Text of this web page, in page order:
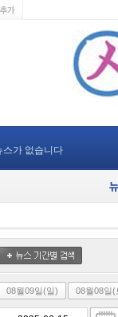
스가 없습니다
08월09일(일) 08월08일(